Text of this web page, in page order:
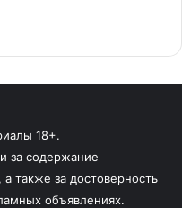
18+.
за содержание
также за достоверность
объявлениях.